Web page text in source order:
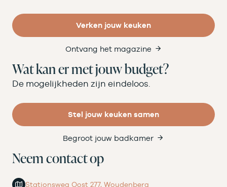
Verken jouw keuken
Ontvang het magazine
Wat kan er met jouw budget?
De mogelijkheden zijn eindeloos.
Stel jouw keuken samen
Begroot jouw badkamer
Neem contact op
Stationsweg Oost 277, Woudenberg